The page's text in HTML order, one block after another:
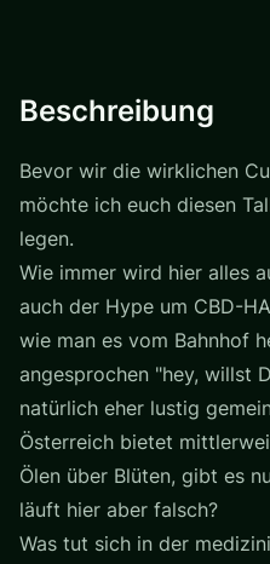
Beschreibung
Bevor wir die wirklichen
möchte ich euch diesen
legen.
Wie immer wird hier alles
auch der Hype um CBD-
wie man es vom Bahnhof
angesprochen "hey, willst
natürlich eher lustig
Österreich bietet
Ölen über Blüten, gibt es
läuft hier aber falsch?
Was tut sich in der